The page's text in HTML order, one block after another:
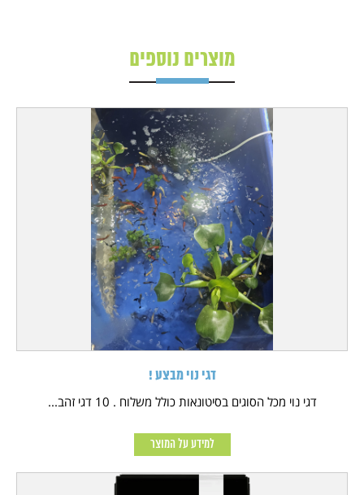
מוצרים נוספים
דגי נוי מבצע !
דגי נוי מכל הסוגים בסיטונאות כולל משלוח . 10 דגי זהב...
למידע על המוצר